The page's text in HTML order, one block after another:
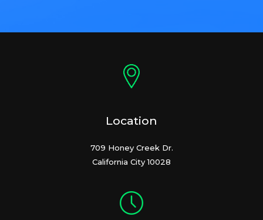
Location
709 Honey Creek Dr.
California City 10028